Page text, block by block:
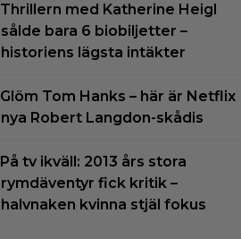
Thrillern med Katherine Heigl
sålde bara 6 biobiljetter –
historiens lägsta intäkter
Glöm Tom Hanks – här är Netflix
nya Robert Langdon-skådis
På tv ikväll: 2013 års stora
rymdäventyr fick kritik –
halvnaken kvinna stjäl fokus